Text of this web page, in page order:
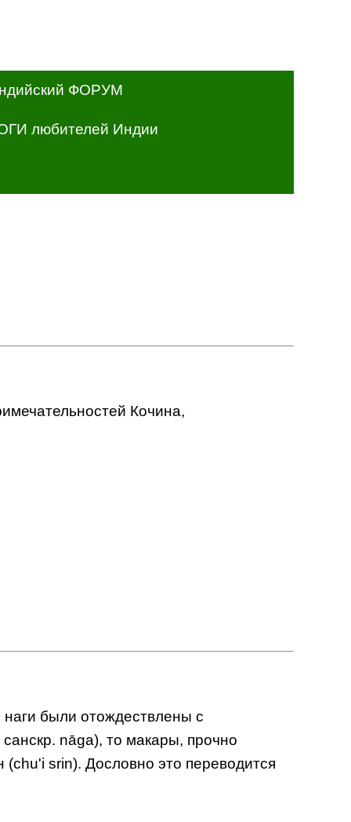
ФОРУМ
любителей Индии
Кочина,
были отождествлены с
nāga), то макары, прочно
srin). Дословно это переводится